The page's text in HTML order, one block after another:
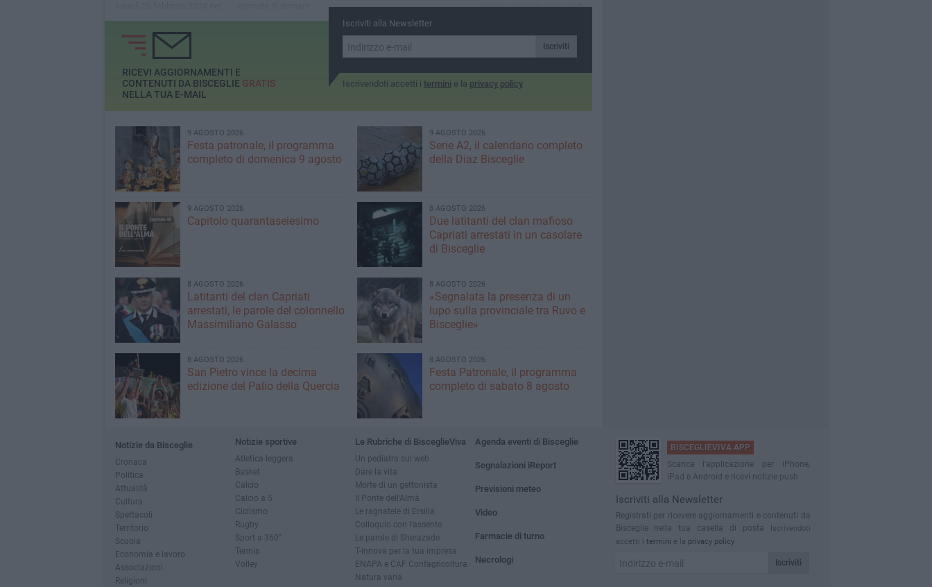
plesso di via Amando
L'assessore interviene sulla
Iscriviti alla Newsletter
Iscriviti
Iscrivendoti accetti i termini e la privacy policy
RICEVI AGGIORNAMENTI E
CONTENUTI DA BISCEGLIE GRATIS
NELLA TUA E-MAIL
9 AGOSTO 2026
Festa patronale, il programma
completo di domenica 9 agosto
9 AGOSTO 2026
Serie A2, il calendario completo
della Diaz Bisceglie
9 AGOSTO 2026
Capitolo quarantaseiesimo
8 AGOSTO 2026
Due latitanti del clan mafioso
Capriati arrestati in un casolare
di Bisceglie
8 AGOSTO 2026
Latitanti del clan Capriati
arrestati, le parole del colonnello
Massimiliano Galasso
8 AGOSTO 2026
«Segnalata la presenza di un
lupo sulla provinciale tra Ruvo e
Bisceglie»
8 AGOSTO 2026
San Pietro vince la decima
edizione del Palio della Quercia
8 AGOSTO 2026
Festa Patronale, il programma
completo di sabato 8 agosto
Notizie da Bisceglie
Cronaca
Politica
Attualità
Cultura
Spettacoli
Territorio
Scuola
Economia e lavoro
Associazioni
Religioni
Notizie sportive
Atletica leggera
Basket
Calcio
Calcio a 5
Ciclismo
Rugby
Sport a 360°
Tennis
Volley
Le Rubriche di BisceglieViva
Un pediatra sul web
Dare la vita
Morte di un gettonista
Il Ponte dell'Almà
Le ragnatele di Ersilia
Colloquio con l'assente
Le parole di Sherazade
T-innova per la tua impresa
ENAPA e CAF Confagricoltura
Natura varia
Agenda eventi di Bisceglie
Segnalazioni iReport
Previsioni meteo
Video
Farmacie di turno
Necrologi
BISCEGLIEVIVA APP
Scarica l'applicazione per iPhone,
iPad e Android e ricevi notizie push
Iscriviti alla Newsletter
Registrati per ricevere aggiornamenti e contenuti da
Bisceglie nella tua casella di posta
Iscrivendoti
accetti i termini e la privacy policy
Iscriviti